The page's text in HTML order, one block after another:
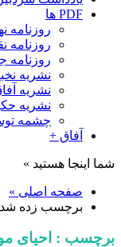
PDF ها
روزنامه
روزنامه
نشریه
نشریه
نشریه
چشمه
آفاق +
شما اینجا هستید »
صفحه اصلی »
برچسب زده
برچسب : احیای